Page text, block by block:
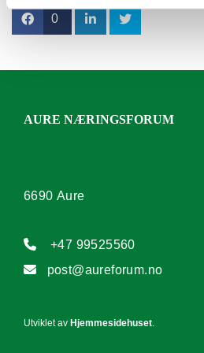
0
AURE NÆRINGSFORUM
6690 Aure
 +47 99525560
 post@aureforum.no
Utviklet av Hjemmesidehuset